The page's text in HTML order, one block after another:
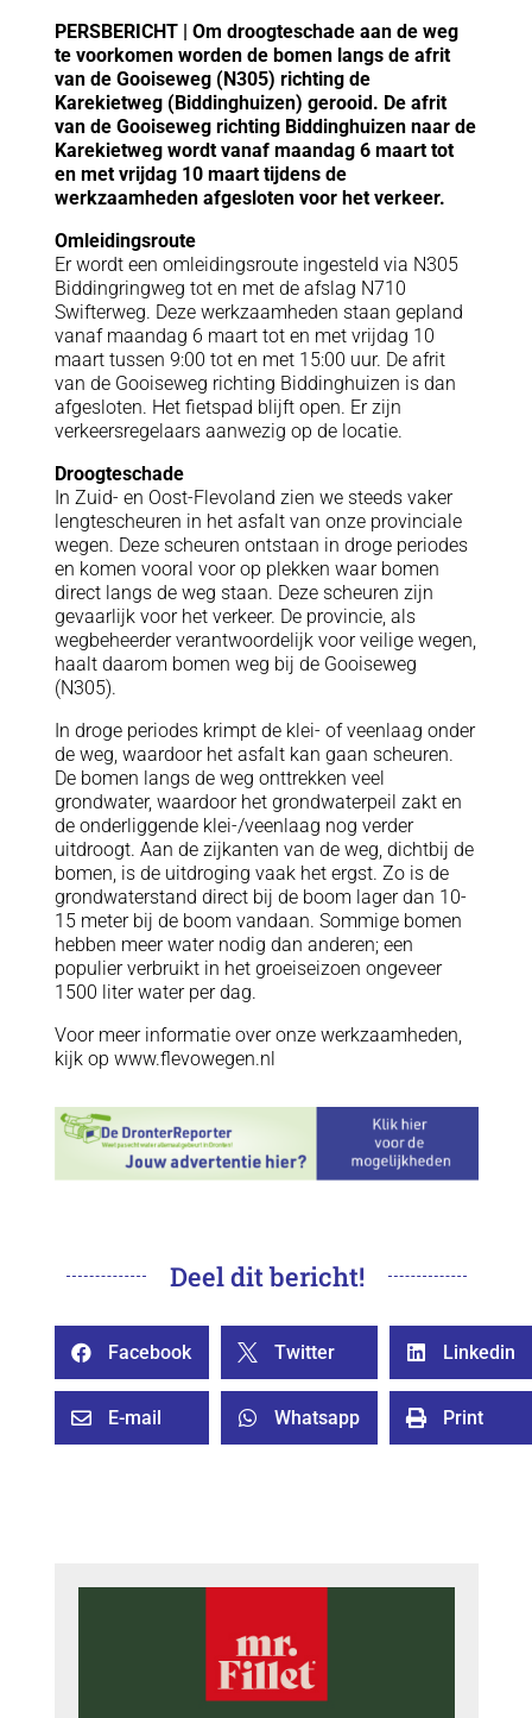
PERSBERICHT | Om droogteschade aan de weg
te voorkomen worden de bomen langs de afrit
van de Gooiseweg (N305) richting de
Karekietweg (Biddinghuizen) gerooid. De afrit
van de Gooiseweg richting Biddinghuizen naar de
Karekietweg wordt vanaf maandag 6 maart tot
en met vrijdag 10 maart tijdens de
werkzaamheden afgesloten voor het verkeer.
Omleidingsroute
Er wordt een omleidingsroute ingesteld via N305
Biddingringweg tot en met de afslag N710
Swifterweg. Deze werkzaamheden staan gepland
vanaf maandag 6 maart tot en met vrijdag 10
maart tussen 9:00 tot en met 15:00 uur. De afrit
van de Gooiseweg richting Biddinghuizen is dan
afgesloten. Het fietspad blijft open. Er zijn
verkeersregelaars aanwezig op de locatie.
Droogteschade
In Zuid- en Oost-Flevoland zien we steeds vaker
lengtescheuren in het asfalt van onze provinciale
wegen. Deze scheuren ontstaan in droge periodes
en komen vooral voor op plekken waar bomen
direct langs de weg staan. Deze scheuren zijn
gevaarlijk voor het verkeer. De provincie, als
wegbeheerder verantwoordelijk voor veilige wegen,
haalt daarom bomen weg bij de Gooiseweg
(N305).
In droge periodes krimpt de klei- of veenlaag onder
de weg, waardoor het asfalt kan gaan scheuren.
De bomen langs de weg onttrekken veel
grondwater, waardoor het grondwaterpeil zakt en
de onderliggende klei-/veenlaag nog verder
uitdroogt. Aan de zijkanten van de weg, dichtbij de
bomen, is de uitdroging vaak het ergst. Zo is de
grondwaterstand direct bij de boom lager dan 10-
15 meter bij de boom vandaan. Sommige bomen
hebben meer water nodig dan anderen; een
populier verbruikt in het groeiseizoen ongeveer
1500 liter water per dag.
Voor meer informatie over onze werkzaamheden,
kijk op www.flevowegen.nl
Deel dit bericht!
 Facebook  Twitter  Linkedin
 E-mail  Whatsapp  Print